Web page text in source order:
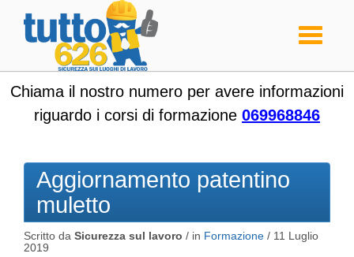
Toggle
Chiama il nostro numero per avere informazioni
riguardo i corsi di formazione 069968846
Aggiornamento patentino
muletto
Scritto da Sicurezza sul lavoro / in Formazione / 11 Luglio
2019